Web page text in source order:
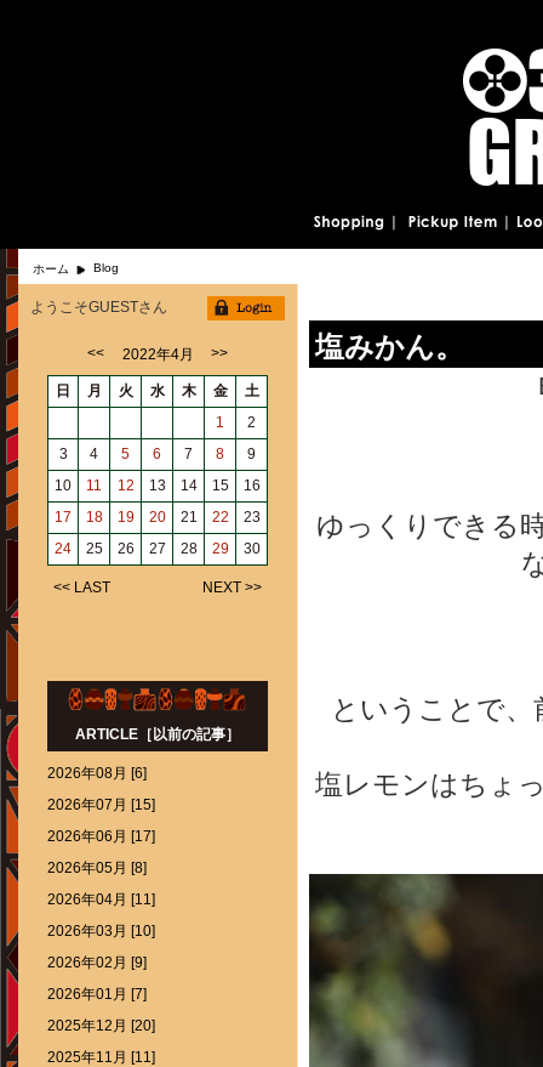
ホーム Blog
塩みかん。
ゆっくりできる
ということで
塩レモンはちょ
ようこそGUESTさん
<< 2022年4月 >>
日 月 火 水 木 金
土
1
2
3
4 5 6 7 8
9
10
11 12 13 14 15
16
17
18 19 20 21 22
23
24
25 26 27 28 29 30
<< LAST NEXT >>
ARTICLE［以前の記事］
2026年08月 [6]
2026年07月 [15]
2026年06月 [17]
2026年05月 [8]
2026年04月 [11]
2026年03月 [10]
2026年02月 [9]
2026年01月 [7]
2025年12月 [20]
2025年11月 [11]